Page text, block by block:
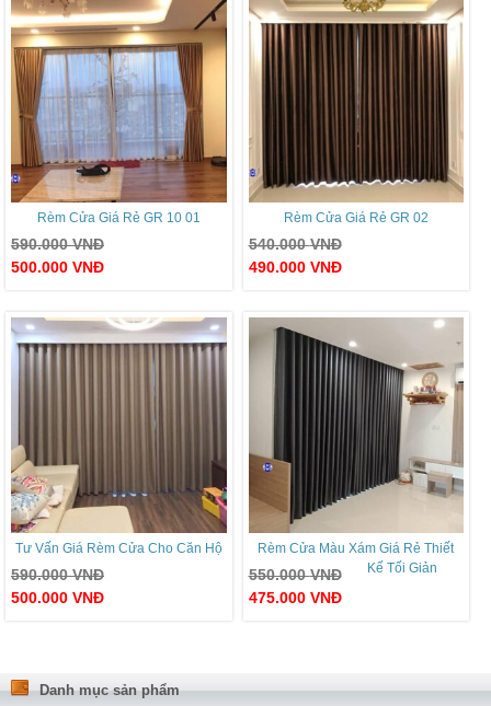
Rèm Cửa Giá Rẻ GR 10 01
590.000VNĐ
500.000 VNĐ
Rèm Cửa Giá Rẻ GR 02
540.000VNĐ
490.000 VNĐ
Tư Vấn Giá Rèm Cửa Cho Căn Hộ
590.000VNĐ
500.000 VNĐ
Rèm Cửa Màu Xám Giá Rẻ Thiết
Kế Tối Giản
550.000VNĐ
475.000 VNĐ
Danh mục sản phẩm